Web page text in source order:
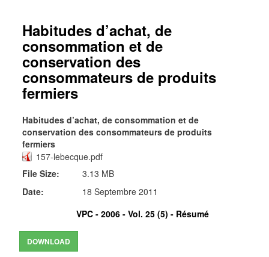
Habitudes d’achat, de
consommation et de
conservation des
consommateurs de produits
fermiers
Habitudes d’achat, de consommation et de
conservation des consommateurs de produits
fermiers
157-lebecque.pdf
File Size:
3.13 MB
Date:
18 Septembre 2011
VPC - 2006 - Vol. 25 (5) - Résumé